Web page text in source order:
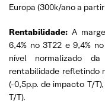
Europa (300k/ano a
Rentabilidade: A
6,4% no 3T22 e 9,4%
nível normalizado
rentabilidade refletindo
(-0,5p.p. de impacto T/
T/T).